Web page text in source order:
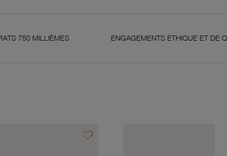
ENGAGEMENTS ÉTHIQUE ET DE QUALITÉ
favorite_borderAjouter à vos favoris